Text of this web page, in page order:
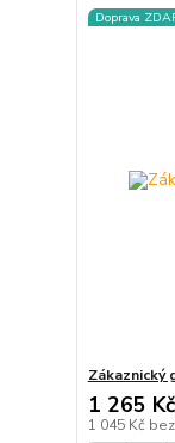
Doprava
Zákaznický
1 265 Kč
1 045 Kč